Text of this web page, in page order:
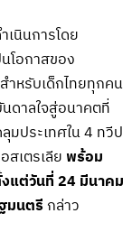
เนินการโดย
โอกาสของ
ำหรับเด็กไทยทุกคน
ดาลใจสู่อนาคตที่
มประเทศใน 4 ทวีป
สเตรเลีย พร้อม
งแต่วันที่24มีนาคม
มนตรี กล่าว